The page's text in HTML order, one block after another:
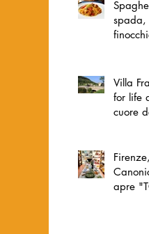
spada,
Villa
for life
cuore
apre